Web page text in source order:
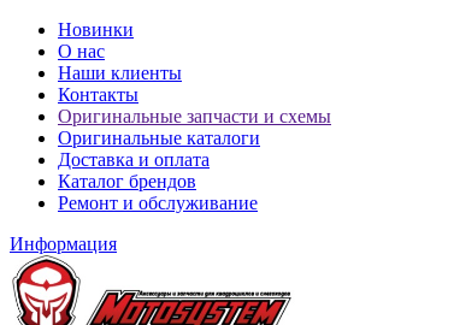
Новинки
О нас
Наши клиенты
Контакты
Оригинальные запчасти и схемы
Оригинальные каталоги
Доставка и оплата
Каталог брендов
Ремонт и обслуживание
Информация